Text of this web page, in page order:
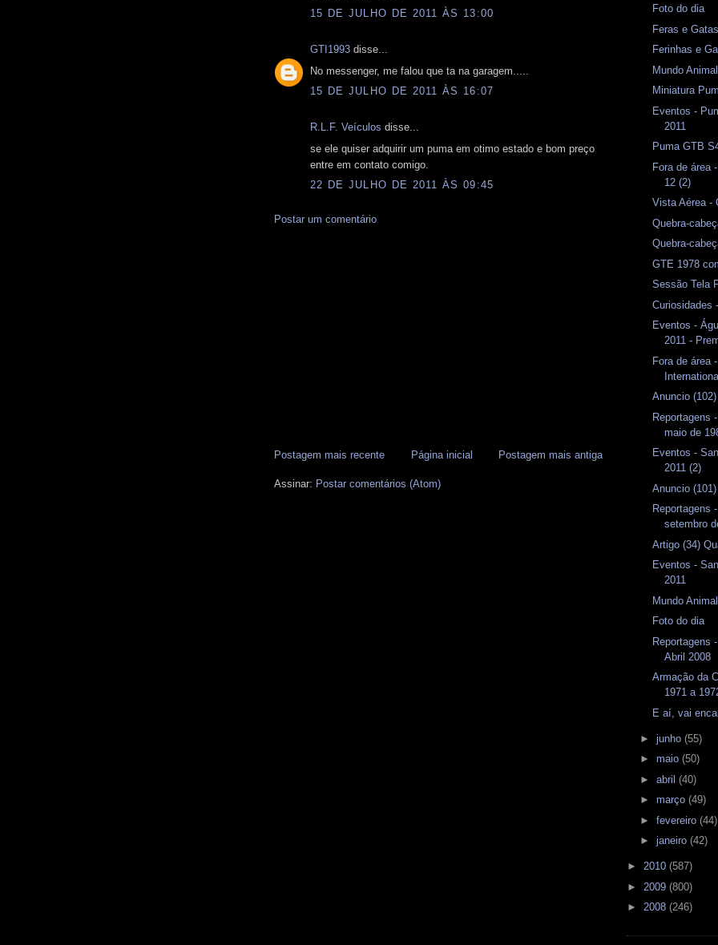
15 DE JULHO DE 2011 ÀS 13:00
GTI1993 disse...
No messenger, me falou que ta na garagem.....
15 DE JULHO DE 2011 ÀS 16:07
R.L.F. Veículos disse...
se ele quiser adquirir um puma em otimo estado e bom preço
entre em contato comigo.
22 DE JULHO DE 2011 ÀS 09:45
Postar um comentário
Postagem mais recente Postagem mais antiga
Página inicial
Assinar: Postar comentários (Atom)
Foto do dia
Feras e Gatas
Ferinhas e
Mundo
Miniatura
Eventos -
2011
Puma GTB
Fora de área
12 (2)
Vista Aérea -
Quebra-
Quebra-
GTE 1978
Sessão Tela
Curiosidades
Eventos -
2011 -
Fora de área
Anuncio
Reportagens
maio de
Eventos -
2011 (2)
Anuncio
Reportagens
setembro
Artigo (34)
Eventos -
2011
Mundo Animal
Foto do dia
Reportagens
Abril 2008
Armação da
1971 a
E aí, vai
► junho (55)
► maio (50)
► abril (40)
► março (49)
► fevereiro (44)
► janeiro (42)
► 2010 (587)
► 2009 (800)
► 2008 (246)